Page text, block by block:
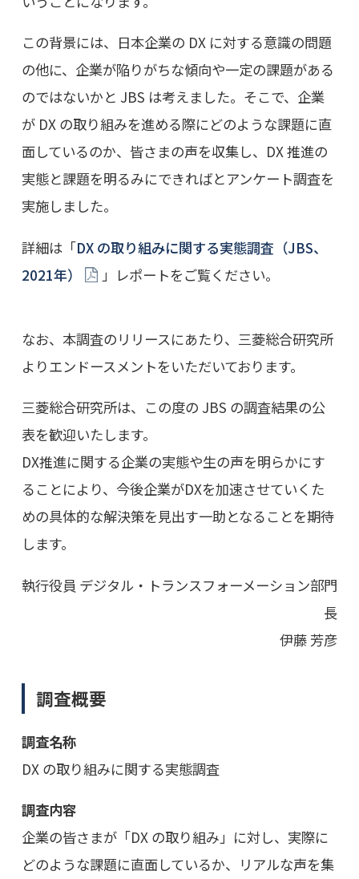
この背景には、日本企業の DX に対する意識の問題
の他に、企業が陥りがちな傾向や一定の課題がある
のではないかと JBS は考えました。そこで、企業
が DX の取り組みを進める際にどのような課題に直
面しているのか、皆さまの声を収集し、DX 推進の
実態と課題を明るみにできればとアンケート調査を
実施しました。
詳細は「DX の取り組みに関する実態調査（JBS、
2021年）
」レポートをご覧ください。
なお、本調査のリリースにあたり、三菱総合研究所
よりエンドースメントをいただいております。
三菱総合研究所は、この度の JBS の調査結果の公
表を歓迎いたします。
DX推進に関する企業の実態や生の声を明らかにす
ることにより、今後企業がDXを加速させていくた
めの具体的な解決策を見出す一助となることを期待
します。
執行役員 デジタル・トランスフォーメーション部門
長
伊藤 芳彦
調査概要
調査名称
DX の取り組みに関する実態調査
調査内容
企業の皆さまが「DX の取り組み」に対し、実際に
どのような課題に直面しているか、リアルな声を集